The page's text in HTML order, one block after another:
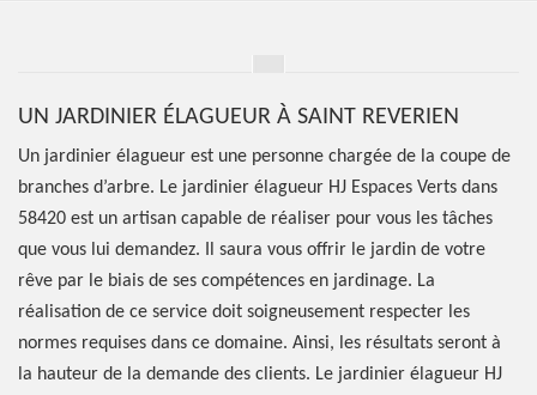
UN JARDINIER ÉLAGUEUR À SAINT REVERIEN
Un jardinier élagueur est une personne chargée de la coupe de
branches d’arbre. Le jardinier élagueur HJ Espaces Verts dans
58420 est un artisan capable de réaliser pour vous les tâches
que vous lui demandez. Il saura vous offrir le jardin de votre
rêve par le biais de ses compétences en jardinage. La
réalisation de ce service doit soigneusement respecter les
normes requises dans ce domaine. Ainsi, les résultats seront à
la hauteur de la demande des clients. Le jardinier élagueur HJ